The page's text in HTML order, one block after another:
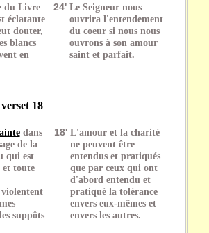
du Livre
éclatante
douter,
blancs
en
24' Le Seigneur nous
ouvrira l'entendement
du coeur si nous nous
ouvrons à son amour
saint et parfait.
18
dans
de la
qui est
toute
suppôts
18' L'amour et la charité
ne peuvent être
entendus et pratiqués
que par ceux qui ont
d'abord entendu et
pratiqué la tolérance
envers eux-mêmes et
envers les autres.